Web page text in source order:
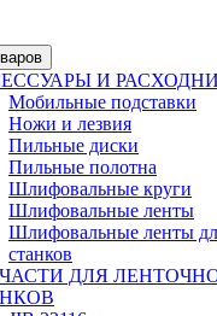
И
Мобильные подставки
Ножи и лезвия
Пильные диски
Пильные полотна
Шлифовальные круги
Шлифовальные ленты
Шлифовальные ленты
станков
ДЛЯ